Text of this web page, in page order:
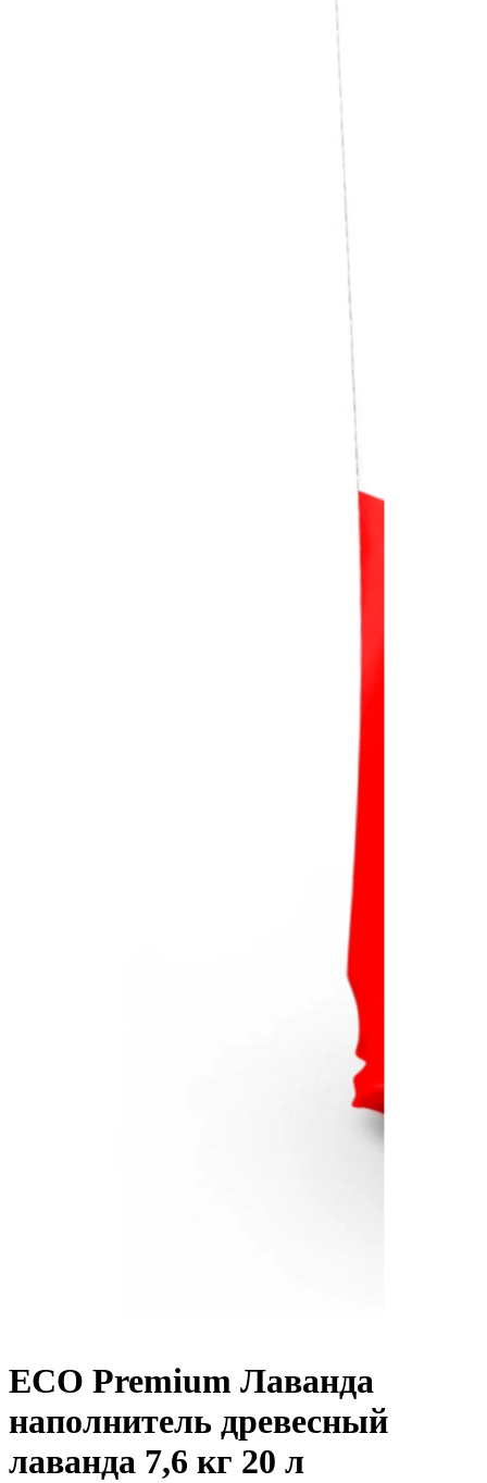
ECO Premium Лаванда
наполнитель древесный
лаванда 7,6 кг 20 л